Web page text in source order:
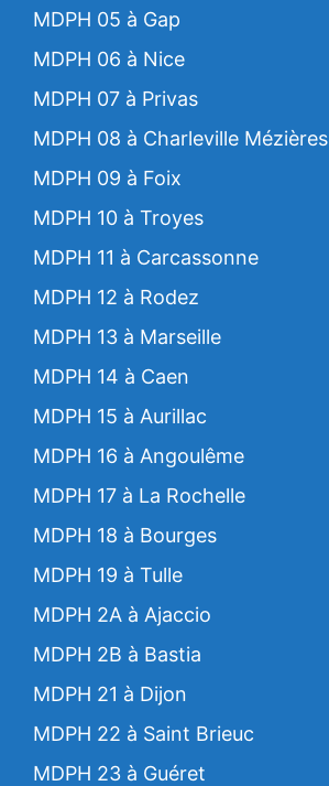
MDPH 05 à Gap
MDPH 06 à Nice
MDPH 07 à Privas
MDPH 08 à Charleville Mézières
MDPH 09 à Foix
MDPH 10 à Troyes
MDPH 11 à Carcassonne
MDPH 12 à Rodez
MDPH 13 à Marseille
MDPH 14 à Caen
MDPH 15 à Aurillac
MDPH 16 à Angoulême
MDPH 17 à La Rochelle
MDPH 18 à Bourges
MDPH 19 à Tulle
MDPH 2A à Ajaccio
MDPH 2B à Bastia
MDPH 21 à Dijon
MDPH 22 à Saint Brieuc
MDPH 23 à Guéret